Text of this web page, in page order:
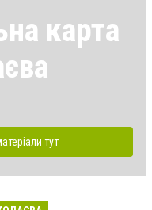
карта
тут